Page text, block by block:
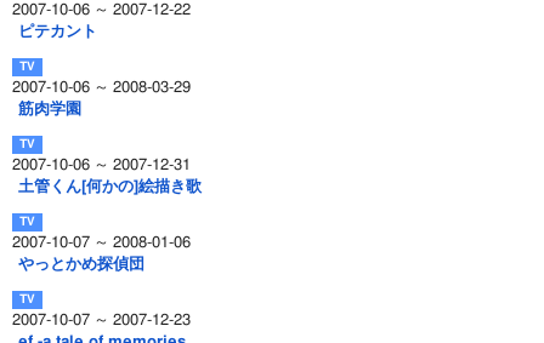
2007-10-06 ～ 2007-12-22
ピテカント
2007-10-06 ～ 2008-03-29
筋肉学園
2007-10-06 ～ 2007-12-31
土管くん[何かの]絵描き歌
2007-10-07 ～ 2008-01-06
やっとかめ探偵団
2007-10-07 ～ 2007-12-23